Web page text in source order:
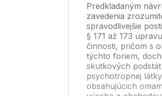
Predkladaným
zavedenia
spravodlivejšie
§ 171 až 173
činnosti, pričom s
týchto foriem,
skutkových
psychotropnej
obsahujúcich